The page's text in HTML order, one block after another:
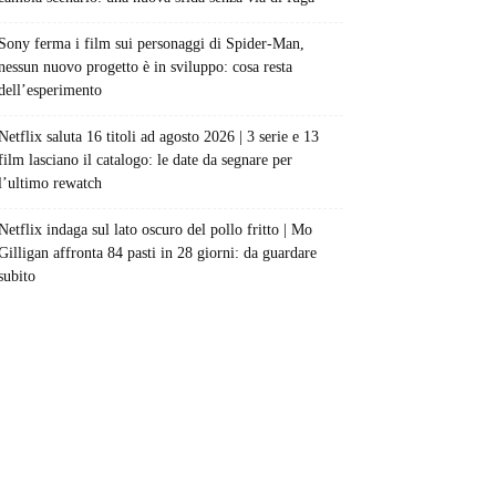
Sony ferma i film sui personaggi di Spider-Man,
nuovo progetto è in sviluppo: cosa resta
saluta 16 titoli ad agosto 2026 | 3 serie e 13
lasciano il catalogo: le date da segnare per
rewatch
indaga sul lato oscuro del pollo fritto | Mo
affronta 84 pasti in 28 giorni: da guardare